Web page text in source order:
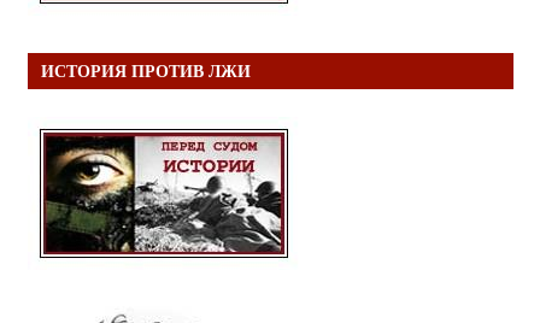
ИСТОРИЯ ПРОТИВ ЛЖИ